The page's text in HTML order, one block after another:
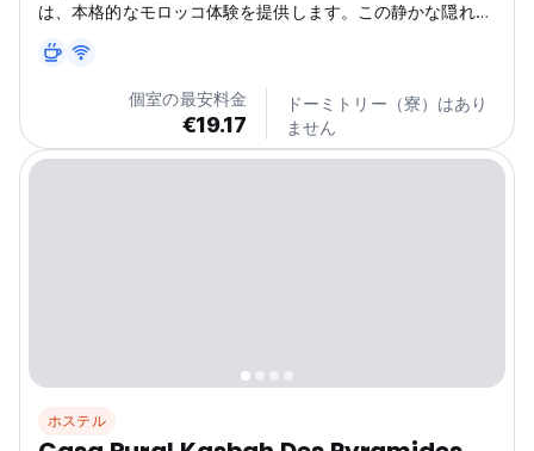
は、本格的なモロッコ体験を提供します。この静かな隠れ家
(Auto-translated from original language)
個室の最安料金
€19.17
ドーミトリー（寮）はあり
ません
ホステル